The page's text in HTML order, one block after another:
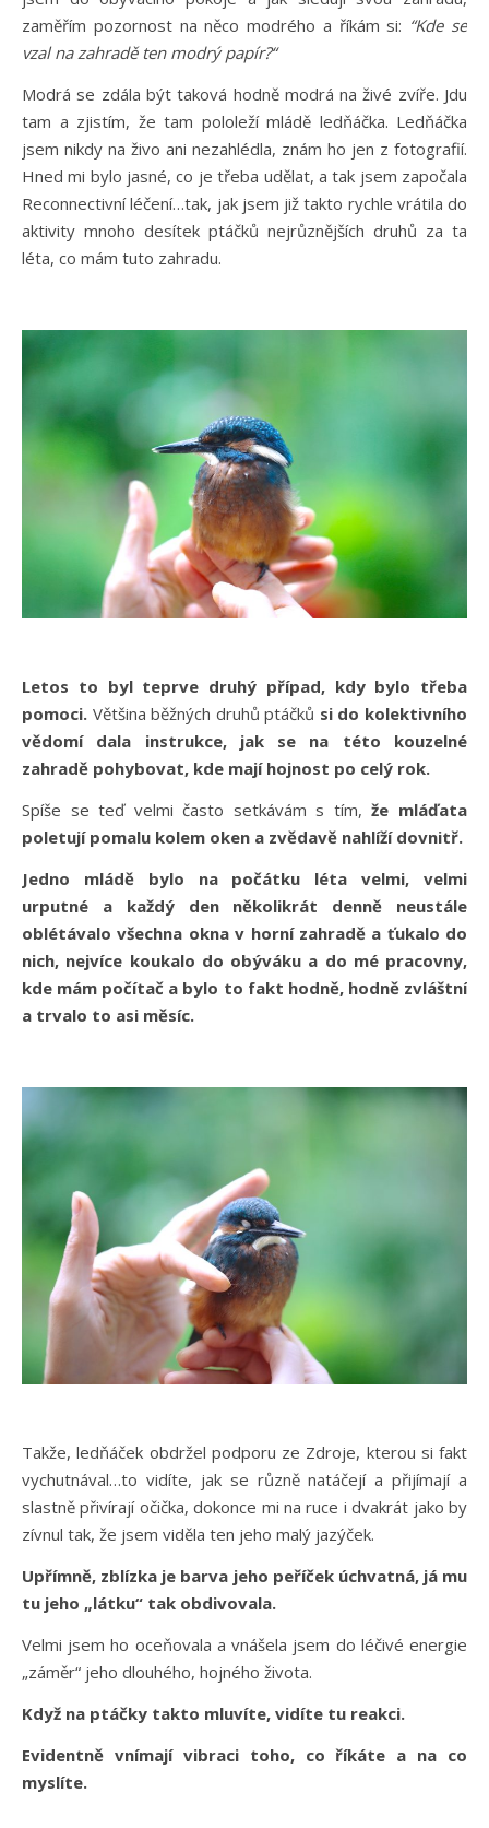
zaměřím pozornost na něco modrého a říkám si: “Kde se
vzal na zahradě ten modrý papír?“
Modrá se zdála být taková hodně modrá na živé zvíře. Jdu
tam a zjistím, že tam pololeží mládě ledňáčka. Ledňáčka
jsem nikdy na živo ani nezahlédla, znám ho jen z fotografií.
Hned mi bylo jasné, co je třeba udělat, a tak jsem započala
Reconnectivní léčení…tak, jak jsem již takto rychle vrátila do
aktivity mnoho desítek ptáčků nejrůznějších druhů za ta
léta, co mám tuto zahradu.
Letos to byl teprve druhý případ, kdy bylo třeba
pomoci. Většina běžných druhů ptáčků si do kolektivního
vědomí dala instrukce, jak se na této kouzelné
zahradě pohybovat, kde mají hojnost po celý rok.
Spíše se teď velmi často setkávám s tím,že mláďata
poletují pomalu kolem oken a zvědavě nahlíží dovnitř.
Jedno mládě bylo na počátku léta velmi, velmi
urputné a každý den několikrát denně neustále
oblétávalo všechna okna v horní zahradě a ťukalo do
nich, nejvíce koukalo do obýváku a do mé pracovny,
kde mám počítač a bylo to fakt hodně, hodně zvláštní
a trvalo to asi měsíc.
Takže, ledňáček obdržel podporu ze Zdroje, kterou si fakt
vychutnával…to vidíte, jak se různě natáčejí a přijímají a
slastně přivírají očička, dokonce mi na ruce i dvakrát jako by
zívnul tak, že jsem viděla ten jeho malý jazýček.
Upřímně, zblízka je barva jeho peříček úchvatná, já mu
tu jeho „látku“ tak obdivovala.
Velmi jsem ho oceňovala a vnášela jsem do léčivé energie
„záměr“ jeho dlouhého, hojného života.
Když na ptáčky takto mluvíte, vidíte tu reakci.
Evidentně vnímají vibraci toho, co říkáte a na co
myslíte.